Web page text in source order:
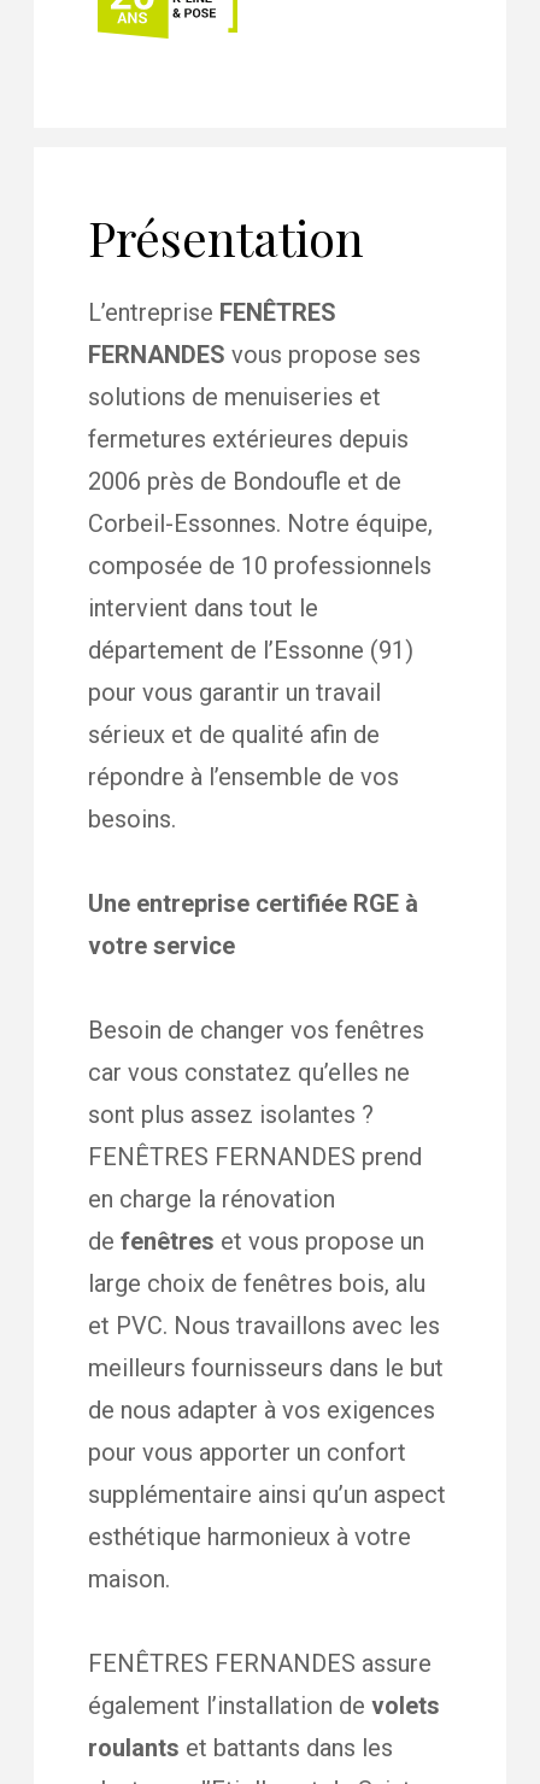
Présentation
L’entreprise FENÊTRES
FERNANDES vous propose ses
solutions de menuiseries et
fermetures extérieures depuis
2006 près de Bondoufle et de
Corbeil-Essonnes. Notre équipe,
composée de 10 professionnels
intervient dans tout le
département de l’Essonne (91)
pour vous garantir un travail
sérieux et de qualité afin de
répondre à l’ensemble de vos
besoins.
Une entreprise certifiée RGE à
votre service
Besoin de changer vos fenêtres
car vous constatez qu’elles ne
sont plus assez isolantes ?
FENÊTRES FERNANDES prend
en charge la rénovation
de fenêtres et vous propose un
large choix de fenêtres bois, alu
et PVC. Nous travaillons avec les
meilleurs fournisseurs dans le but
de nous adapter à vos exigences
pour vous apporter un confort
supplémentaire ainsi qu’un aspect
esthétique harmonieux à votre
maison.
FENÊTRES FERNANDES assure
également l’installation de volets
roulants et battants dans les